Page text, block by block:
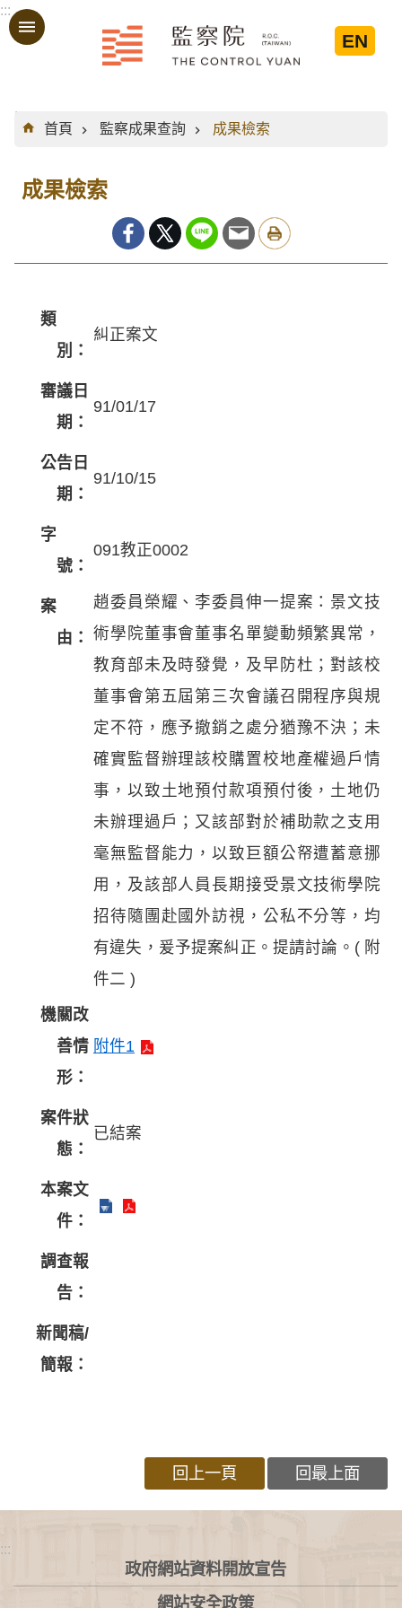
跳到主要內容區塊
:::
EN
:::
首頁
監察成果查詢 成果檢索
成果檢索
類
別：
糾正案文
審議日
期：
91/01/17
公告日
期：
91/10/15
字
號：
091教正0002
案
由：
趙委員榮耀、李委員伸一提案：景文技
術學院董事會董事名單變動頻繁異常，
教育部未及時發覺，及早防杜；對該校
董事會第五屆第三次會議召開程序與規
定不符，應予撤銷之處分猶豫不決；未
確實監督辦理該校購置校地產權過戶情
事，以致土地預付款項預付後，土地仍
未辦理過戶；又該部對於補助款之支用
毫無監督能力，以致巨額公帑遭蓄意挪
用，及該部人員長期接受景文技術學院
招待隨團赴國外訪視，公私不分等，均
有違失，爰予提案糾正。提請討論。( 附
件二 )
機關改
善情
形：
附件1
案件狀
態：
已結案
本案文
件：
調查報
告：
新聞稿/
簡報：
回上一頁 回最上面
:::
政府網站資料開放宣告
網站安全政策